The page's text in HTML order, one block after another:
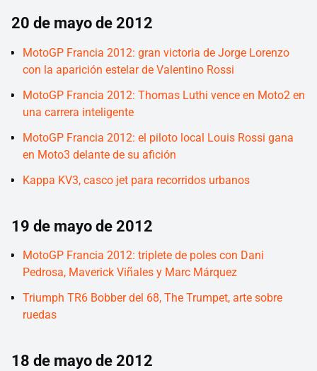
20 de mayo de 2012
MotoGP Francia 2012: gran victoria de Jorge Lorenzo
con la aparición estelar de Valentino Rossi
MotoGP Francia 2012: Thomas Luthi vence en Moto2 en
una carrera inteligente
MotoGP Francia 2012: el piloto local Louis Rossi gana
en Moto3 delante de su afición
Kappa KV3, casco jet para recorridos urbanos
19 de mayo de 2012
MotoGP Francia 2012: triplete de poles con Dani
Pedrosa, Maverick Viñales y Marc Márquez
Triumph TR6 Bobber del 68, The Trumpet, arte sobre
ruedas
18 de mayo de 2012